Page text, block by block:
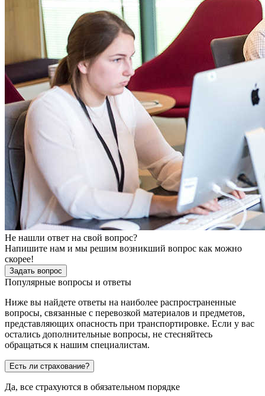
Не нашли ответ на свой вопрос?
Напишите нам и мы решим возникший вопрос как можно
скорее!
Задать вопрос
Популярные вопросы и ответы
Ниже вы найдете ответы на наиболее распространенные
вопросы, связанные с перевозкой материалов и предметов,
представляющих опасность при транспортировке. Если у вас
остались дополнительные вопросы, не стесняйтесь
обращаться к нашим специалистам.
Есть ли страхование?
Да, все страхуются в обязательном порядке